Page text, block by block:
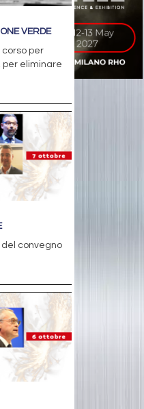
VERDE
corso per
per eliminare
convegno